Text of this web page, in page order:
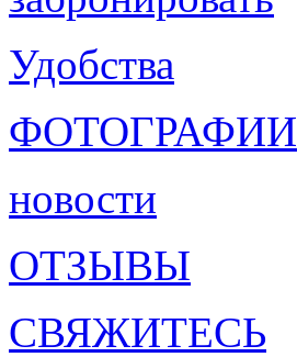
Удобства
ФОТОГРАФИИ
новости
ОТЗЫВЫ
СВЯЖИТЕСЬ